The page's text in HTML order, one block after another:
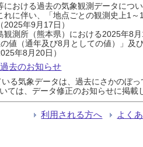
における過去の気象観測データにつ
れに伴い、「地点ごとの観測史上1
年9月17日）
観測所（熊本県）における2025年8
の値（通年及び8月としての値）」
年8月20日）
去のお知らせ
る気象データは、過去にさかのぼ
ては、データ修正のお知らせに掲載
利用される方へ よく